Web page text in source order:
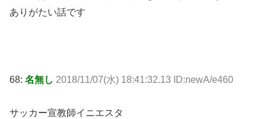
ありがたい話です
68: 名無し 2018/11/07(水) 18:41:32.13 ID:newA/e460
サッカー宣教師イニエスタ